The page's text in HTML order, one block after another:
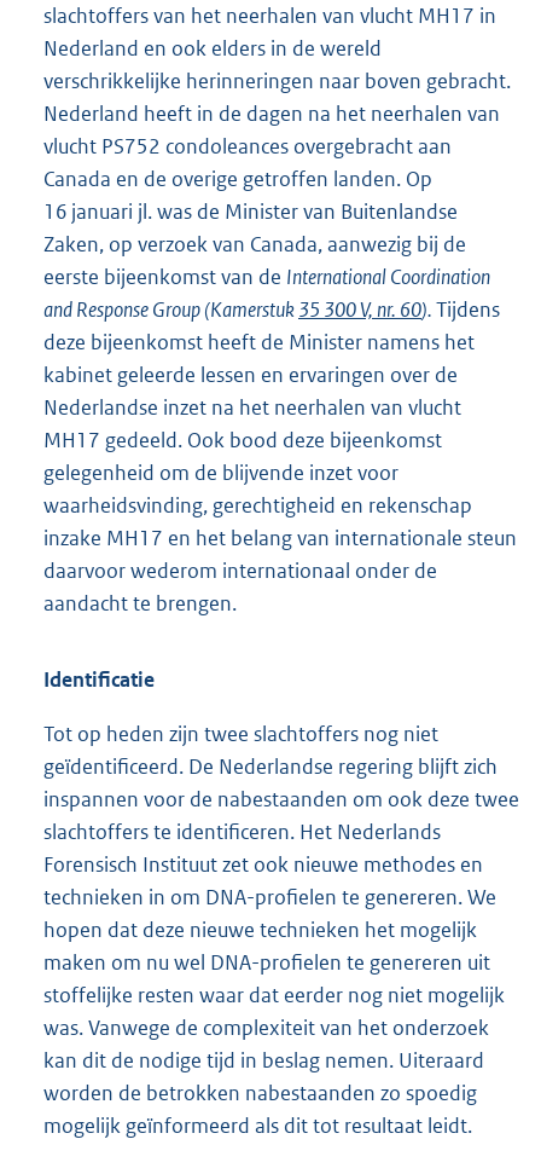
slachtoffers van het neerhalen van vlucht MH17 in
Nederland en ook elders in de wereld
verschrikkelijke herinneringen naar boven gebracht.
Nederland heeft in de dagen na het neerhalen van
vlucht PS752 condoleances overgebracht aan
Canada en de overige getroffen landen. Op
16 januari jl. was de Minister van Buitenlandse
Zaken, op verzoek van Canada, aanwezig bij de
eerste bijeenkomst van de International Coordination
and Response Group (Kamerstuk35 300 V, nr. 60).Tijdens
deze bijeenkomst heeft de Minister namens het
kabinet geleerde lessen en ervaringen over de
Nederlandse inzet na het neerhalen van vlucht
MH17 gedeeld. Ook bood deze bijeenkomst
gelegenheid om de blijvende inzet voor
waarheidsvinding, gerechtigheid en rekenschap
inzake MH17 en het belang van internationale steun
daarvoor wederom internationaal onder de
aandacht te brengen.
Identificatie
Tot op heden zijn twee slachtoffers nog niet
geïdentificeerd. De Nederlandse regering blijft zich
inspannen voor de nabestaanden om ook deze twee
slachtoffers te identificeren. Het Nederlands
Forensisch Instituut zet ook nieuwe methodes en
technieken in om DNA-profielen te genereren. We
hopen dat deze nieuwe technieken het mogelijk
maken om nu wel DNA-profielen te genereren uit
stoffelijke resten waar dat eerder nog niet mogelijk
was. Vanwege de complexiteit van het onderzoek
kan dit de nodige tijd in beslag nemen. Uiteraard
worden de betrokken nabestaanden zo spoedig
mogelijk geïnformeerd als dit tot resultaat leidt.